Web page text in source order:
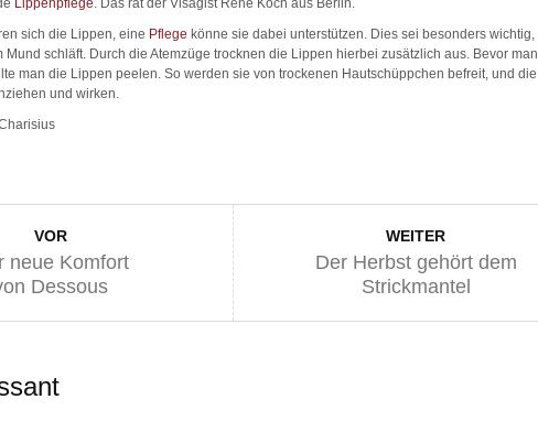
Lippenpflege. Das rät der Visagist René Koch aus Berlin.
sich die Lippen, eine Pflege könne sie dabei unterstützen. Dies sei besonders wichtig,
Mund schläft. Durch die Atemzüge trocknen die Lippen hierbei zusätzlich aus. Bevor man
man die Lippen peelen. So werden sie von trockenen Hautschüppchen befreit, und die
und wirken.
VOR
neue Komfort
Dessous
WEITER
Der Herbst gehört dem
Strickmantel